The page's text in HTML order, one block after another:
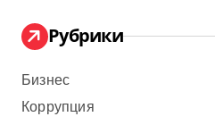
Рубрики
Бизнес
Коррупция